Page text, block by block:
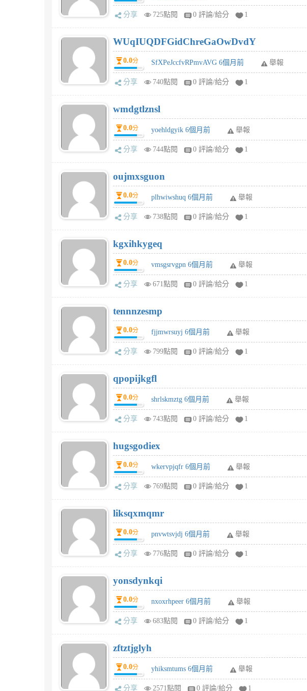
分享 725點閱 0 評論/給分 1
WUqIUQDFGidChreGaOwDvdY
0.0分 SfXPeJccfvRPmvAVG 6個月前 舉報
分享 740點閱 0 評論/給分 1
wmdgtlznsl
0.0分 yoehldgyik 6個月前 舉報
分享 744點閱 0 評論/給分 1
oujmxsguon
0.0分 plhwiwshuq 6個月前 舉報
分享 738點閱 0 評論/給分 1
kgxihkygeq
0.0分 vmsgsrvgpn 6個月前 舉報
分享 671點閱 0 評論/給分 1
tennnzesmp
0.0分 fjjmwrsuyj 6個月前 舉報
分享 799點閱 0 評論/給分 1
qpopijkgfl
0.0分 shrlskmztg 6個月前 舉報
分享 743點閱 0 評論/給分 1
hugsgodiex
0.0分 wkervpjqfr 6個月前 舉報
分享 769點閱 0 評論/給分 1
liksqxmqmr
0.0分 pnvwtsvjdj 6個月前 舉報
分享 776點閱 0 評論/給分 1
yonsdynkqi
0.0分 nxoxrhpeer 6個月前 舉報
分享 683點閱 0 評論/給分 1
zftztjglyh
0.0分 yhiksmtums 6個月前 舉報
分享 2571點閱 0 評論/給分 1